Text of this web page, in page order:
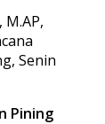
M.AP,
Senin
Pining